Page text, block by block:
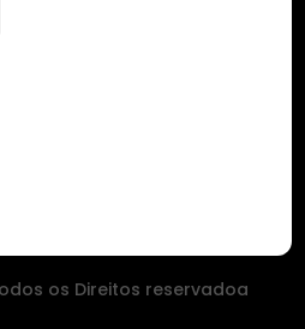
os Direitos reservadoa